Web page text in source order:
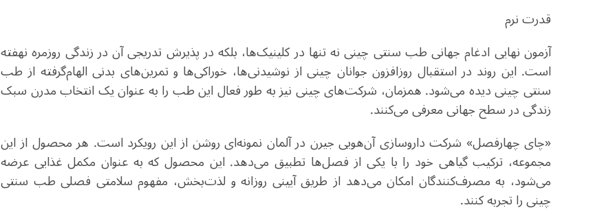
قدرت نرم
آزمون نهایی ادغام جهانی طب سنتی چینی نه تنها در کلینیک‌ها، بلکه در پذیرش تدریجی آن در زندگی روزمره نهفته
است. این روند در استقبال روزافزون جوانان چینی از نوشیدنی‌ها، خوراکی‌ها و تمرین‌های بدنی الهام‌گرفته از طب
سنتی چینی دیده می‌شود. همزمان، شرکت‌های چینی نیز به طور فعال این طب را به عنوان یک انتخاب مدرن سبک
زندگی در سطح جهانی معرفی می‌کنند.
«چای چهارفصل» شرکت داروسازی آن‌هویی جیرن در آلمان نمونه‌ای روشن از این رویکرد است. هر محصول از این
مجموعه، ترکیب گیاهی خود را با یکی از فصل‌ها تطبیق می‌دهد. این محصول که به عنوان مکمل غذایی عرضه
می‌شود، به مصرف‌کنندگان امکان می‌دهد از طریق آیینی روزانه و لذت‌بخش، مفهوم سلامتی فصلی طب سنتی
چینی را تجربه کنند.